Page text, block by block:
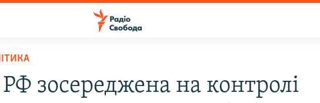
зосереджена на контролі